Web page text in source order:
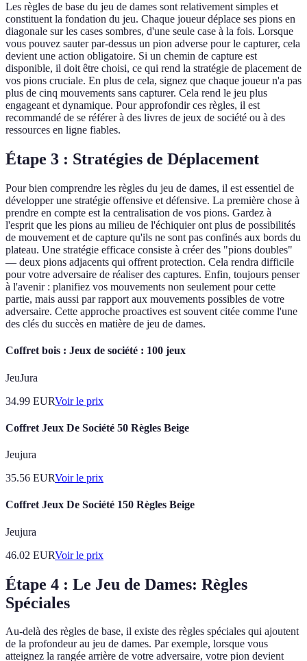
Les règles de base du jeu de dames sont relativement simples et
constituent la fondation du jeu. Chaque joueur déplace ses pions en
diagonale sur les cases sombres, d'une seule case à la fois. Lorsque
vous pouvez sauter par-dessus un pion adverse pour le capturer, cela
devient une action obligatoire. Si un chemin de capture est
disponible, il doit être choisi, ce qui rend la stratégie de placement de
vos pions cruciale. En plus de cela, signez que chaque joueur n'a pas
plus de cinq mouvements sans capturer. Cela rend le jeu plus
engageant et dynamique. Pour approfondir ces règles, il est
recommandé de se référer à des livres de jeux de société ou à des
ressources en ligne fiables.
Étape 3 : Stratégies de Déplacement
Pour bien comprendre les règles du jeu de dames, il est essentiel de
développer une stratégie offensive et défensive. La première chose à
prendre en compte est la centralisation de vos pions. Gardez à
l'esprit que les pions au milieu de l'échiquier ont plus de possibilités
de mouvement et de capture qu'ils ne sont pas confinés aux bords du
plateau. Une stratégie efficace consiste à créer des "pions doubles"
— deux pions adjacents qui offrent protection. Cela rendra difficile
pour votre adversaire de réaliser des captures. Enfin, toujours penser
à l'avenir : planifiez vos mouvements non seulement pour cette
partie, mais aussi par rapport aux mouvements possibles de votre
adversaire. Cette approche proactives est souvent citée comme l'une
des clés du succès en matière de jeu de dames.
Coffret bois : Jeux de société : 100 jeux
JeuJura
34.99 EURVoir le prix
Coffret Jeux De Société 50 Règles Beige
Jeujura
35.56 EURVoir le prix
Coffret Jeux De Société 150 Règles Beige
Jeujura
46.02 EURVoir le prix
Étape 4 : Le Jeu de Dames: Règles
Spéciales
Au-delà des règles de base, il existe des règles spéciales qui ajoutent
de la profondeur au jeu de dames. Par exemple, lorsque vous
atteignez la rangée arrière de votre adversaire, votre pion devient